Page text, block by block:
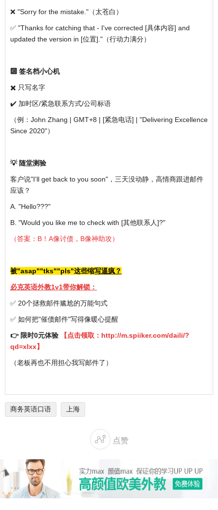
❌ "Sorry for the mistake."（太苍白）
✅ "Thanks for catching that - I've corrected [具体内容] and
updated the version in [位置]."（行动力满分）
🔟 签名档小心机
✖️ 只写名字
✔️ 加时区/紧急联系方式/公司标语
（例：John Zhang | GMT+8 | [紧急电话] | "Delivering Excellence
Since 2020"）
💡 随堂测验
客户说"I'll get back to you soon"，三天没动静，高情商跟进邮件
应该？
A. "Hello???"
B. "Would you like me to check with [其他联系人]?"
（答案：B！A像讨债，B像神助攻）
被"asap""tks""pls"这些缩写逼疯？
必克英语外教1v1带你解锁：
✅ 20个拯救邮件尴尬的万能句式
✅ 如何把"催债邮件"写得像暖心提醒
👉 限时0元体验 【点击领取： http://m.spiiker.com/daili/?
qd=xlxx】
（老板再也不用担心我写邮件了）
商务英语口语 上海
 点赞